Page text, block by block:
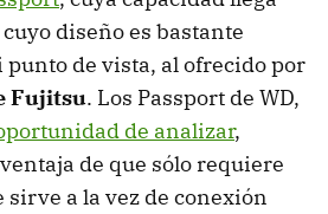
diseño es bastante
punto de vista, al ofrecido por
Fujitsu. Los Passport de WD,
de analizar,
de que sólo requiere
sirve a la vez de conexión